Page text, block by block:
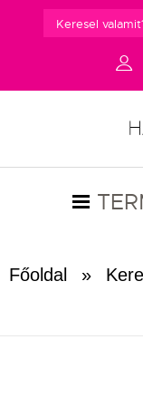
d
Főoldal »